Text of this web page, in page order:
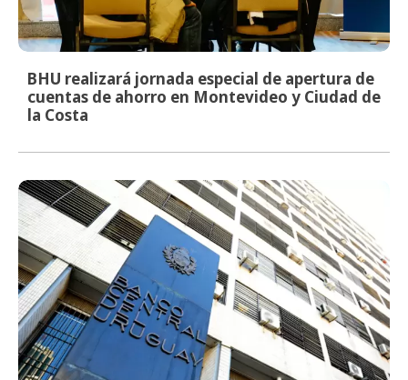
BHU realizará jornada especial de apertura de
cuentas de ahorro en Montevideo y Ciudad de
la Costa